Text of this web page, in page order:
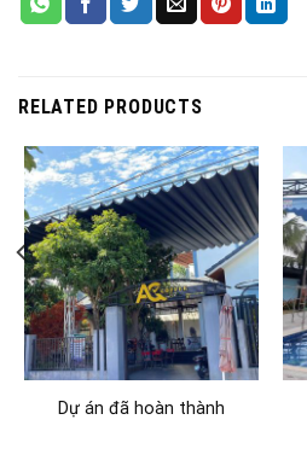
RELATED PRODUCTS
Dự án đã hoàn thành